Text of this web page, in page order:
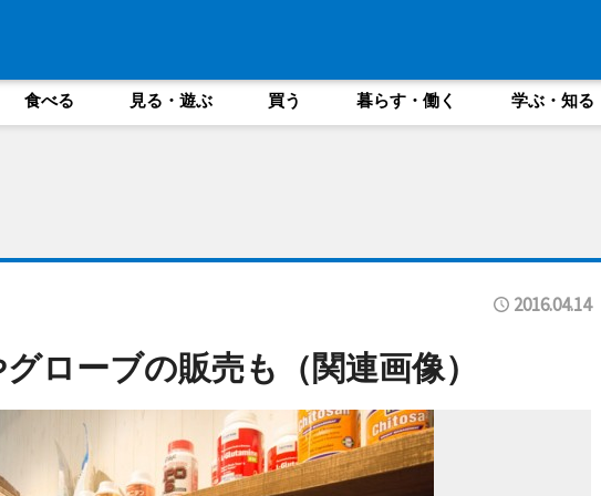
食べる 見る・遊ぶ 買う 暮らす・働く 学ぶ・知る
2016.04.14
ローブの販売も（関連画像）